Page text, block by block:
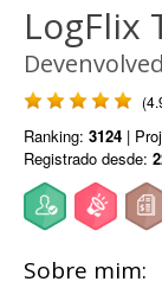
LogFlix
Ranking: 3124 |
Registrado desde:
Sobre mim: